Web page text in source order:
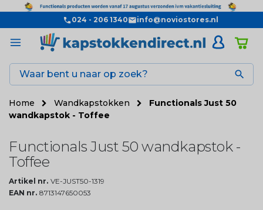
024 - 206 1340 info@noviostores.nl

Home Wandkapstokken
Functionals Just 50
wandkapstok - Toffee
Functionals Just 50 wandkapstok -
Toffee
Artikel nr. VE-JUST50-1319
EAN nr. 8713147650053